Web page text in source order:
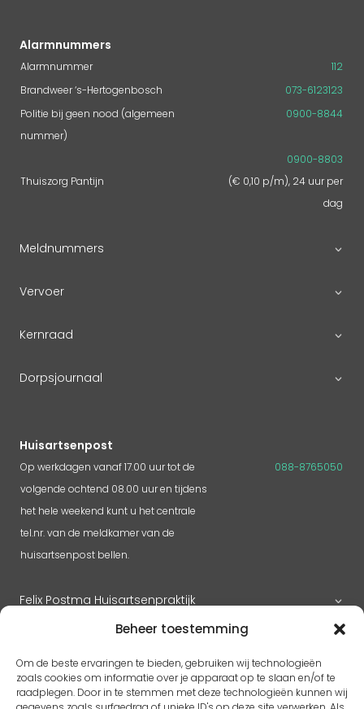
Beheer toestemming
Om de beste ervaringen te bieden, gebruiken wij technologieën
zoals cookies om informatie over je apparaat op te slaan en/of te
raadplegen. Door in te stemmen met deze technologieën kunnen wij
Alarmnummers
Alarmnummer
112
Brandweer ‘s-Hertogenbosch
073-6123123
Politie bij geen nood (algemeen
nummer)
0900-8844
Thuiszorg Pantijn
0900-8803
(€ 0,10 p/m), 24 uur per
dag
Meldnummers
Vervoer
Kernraad
Dorpsjournaal
Huisartsenpost
Op werkdagen vanaf 17.00 uur tot de
volgende ochtend 08.00 uur en tijdens
het hele weekend kunt u het centrale
tel.nr. van de meldkamer van de
huisartsenpost bellen.
088-8765050
Felix Postma Huisartsenpraktijk